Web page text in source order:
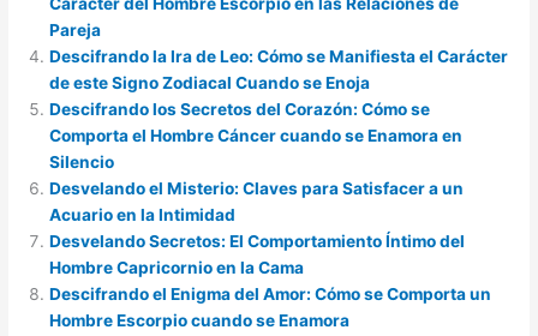
Carácter del Hombre Escorpio en las Relaciones de
Pareja
Descifrando la Ira de Leo: Cómo se Manifiesta el Carácter
de este Signo Zodiacal Cuando se Enoja
Descifrando los Secretos del Corazón: Cómo se
Comporta el Hombre Cáncer cuando se Enamora en
Silencio
Desvelando el Misterio: Claves para Satisfacer a un
Acuario en la Intimidad
Desvelando Secretos: El Comportamiento Íntimo del
Hombre Capricornio en la Cama
Descifrando el Enigma del Amor: Cómo se Comporta un
Hombre Escorpio cuando se Enamora